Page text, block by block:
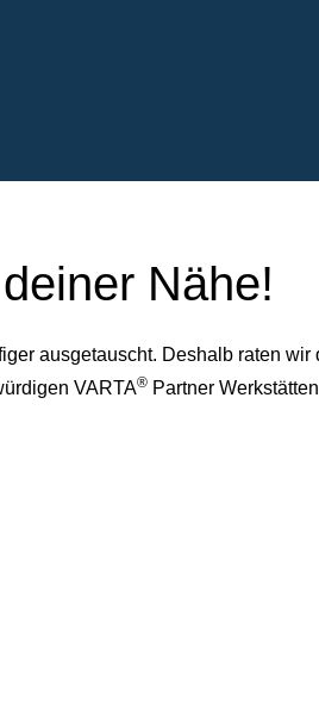
Nähe!
ausgetauscht. Deshalb raten
VARTA® Partner Werkstätten